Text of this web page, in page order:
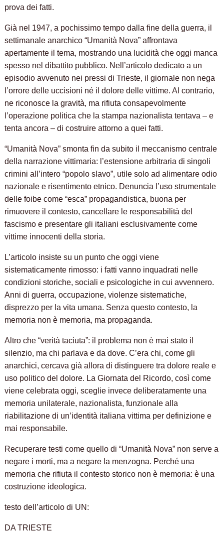
prova dei fatti.
Già nel 1947, a pochissimo tempo dalla fine della guerra, il
settimanale anarchico “Umanità Nova” affrontava
apertamente il tema, mostrando una lucidità che oggi manca
spesso nel dibattito pubblico. Nell’articolo dedicato a un
episodio avvenuto nei pressi di Trieste, il giornale non nega
l’orrore delle uccisioni né il dolore delle vittime. Al contrario,
ne riconosce la gravità, ma rifiuta consapevolmente
l’operazione politica che la stampa nazionalista tentava – e
tenta ancora – di costruire attorno a quei fatti.
“Umanità Nova” smonta fin da subito il meccanismo centrale
della narrazione vittimaria: l’estensione arbitraria di singoli
crimini all’intero “popolo slavo”, utile solo ad alimentare odio
nazionale e risentimento etnico. Denuncia l’uso strumentale
delle foibe come “esca” propagandistica, buona per
rimuovere il contesto, cancellare le responsabilità del
fascismo e presentare gli italiani esclusivamente come
vittime innocenti della storia.
L’articolo insiste su un punto che oggi viene
sistematicamente rimosso: i fatti vanno inquadrati nelle
condizioni storiche, sociali e psicologiche in cui avvennero.
Anni di guerra, occupazione, violenze sistematiche,
disprezzo per la vita umana. Senza questo contesto, la
memoria non è memoria, ma propaganda.
Altro che “verità taciuta”: il problema non è mai stato il
silenzio, ma chi parlava e da dove. C’era chi, come gli
anarchici, cercava già allora di distinguere tra dolore reale e
uso politico del dolore. La Giornata del Ricordo, così come
viene celebrata oggi, sceglie invece deliberatamente una
memoria unilaterale, nazionalista, funzionale alla
riabilitazione di un’identità italiana vittima per definizione e
mai responsabile.
Recuperare testi come quello di “Umanità Nova” non serve a
negare i morti, ma a negare la menzogna. Perché una
memoria che rifiuta il contesto storico non è memoria: è una
costruzione ideologica.
testo dell’articolo di UN:
DA TRIESTE